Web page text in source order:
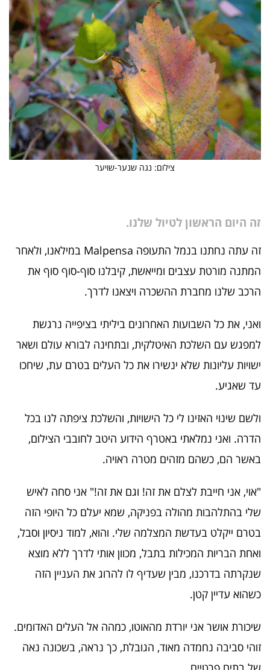
צילום: נגה שנער-שויער
זה היום הראשון לטיול שלנו.
זה עתה נחתנו בנמל התעופה Malpensa במילאנו, ולאחר
המתנה מורטת עצבים ומייאשת, קיבלנו סוף-סוף סוף את
הרכב שלנו מחברת ההשכרה ויצאנו לדרך.
ואני, את כל השבועות האחרונים ביליתי בציפייה נרגשת
למפגש עם השלכת האיטלקית, ובתחינה לבורא עולם ושאר
ישויות עליונות שלא ינשירו את כל העלים בטרם עת, שיחכו
עד שאגיע.
ולשם שינוי האזינו לי כל הישויות, והשלכת ציפתה לנו בכל
הדרה. ואני נמלאתי באטרף הידוע היטב לחובבי הצילום,
באשר הם, כשהם מזהים מטרה ראויה.
"אוי, אני חייבת לצלם את זה! וגם את זה!" אני סחה לאיש
שלי בהתלהבות מהולה בפניקה, שמא יעלם כל היופי הזה
בטרם ייקלט בעדשת המצלמה שלי. והוא, למוד ניסיון וסבל,
ואחת הבריות המכילות בתבל, מכוון אותי לדרך ללא מוצא
שנקרתה בדרכנו, מבין שעדיף לו להרוג את העניין הזה
כשהוא עדיין קטן.
שיכורת אושר אני יורדת מהאוטו, כמהה אל העלים האדומים.
זוהי סביבה נחמדה מאוד, הגובלת, כך נראה, בשכונה נאה